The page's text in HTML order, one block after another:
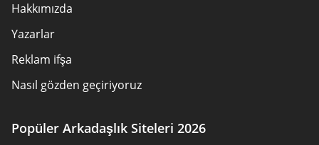
Hakkımızda
Yazarlar
Reklam ifşa
Nasıl gözden geçiriyoruz
Politikaya Genel Bakış
Popüler Arkadaşlık Siteleri 2026